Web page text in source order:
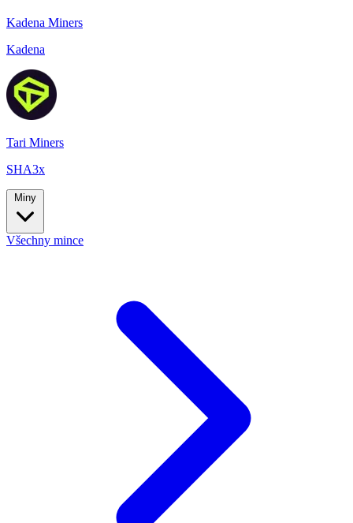
Kadena Miners
Kadena
Tari Miners
SHA3x
Miny
Všechny mince